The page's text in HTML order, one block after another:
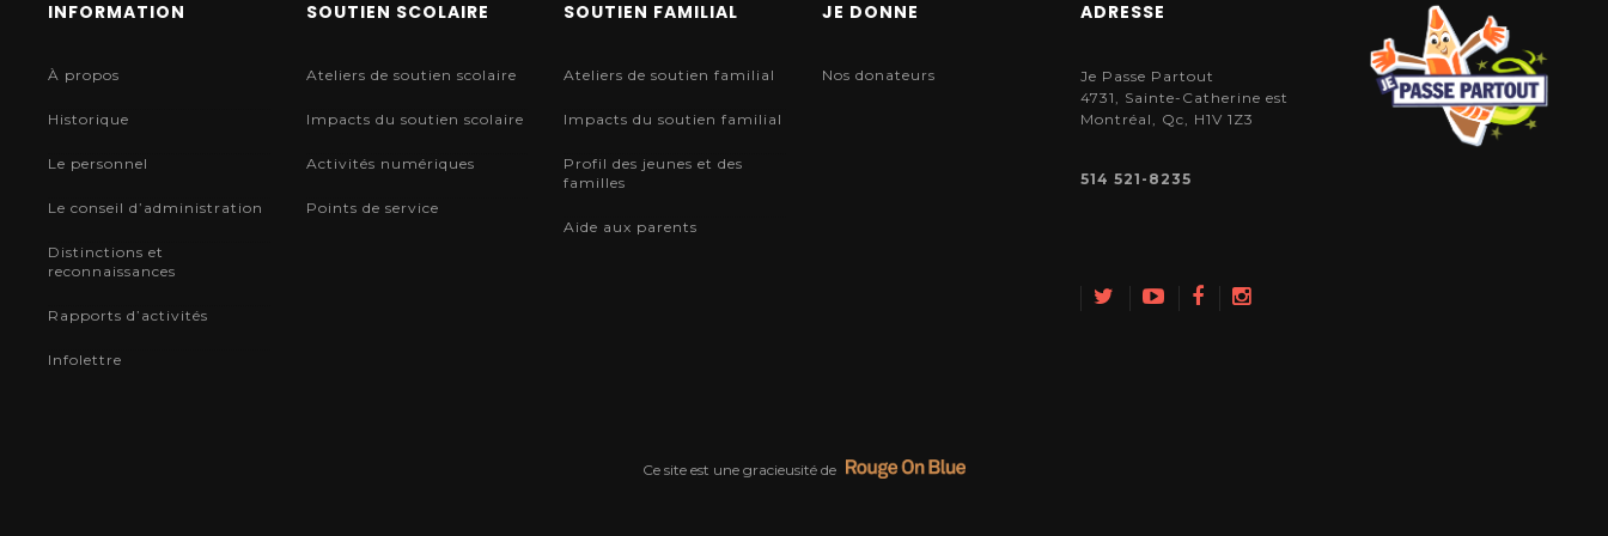
INFORMATION
À propos
Historique
Le personnel
Le conseil d’administration
Distinctions et
reconnaissances
Rapports d’activités
Infolettre
SOUTIEN SCOLAIRE
Ateliers de soutien scolaire
Impacts du soutien scolaire
Activités numériques
Points de service
SOUTIEN FAMILIAL
Ateliers de soutien familial
Impacts du soutien familial
Profil des jeunes et des
familles
Aide aux parents
JE DONNE
Nos donateurs
ADRESSE
Je Passe Partout
4731, Sainte-Catherine est
Montréal, Qc, H1V 1Z3
514 521-8235
Ce site est une gracieusité de